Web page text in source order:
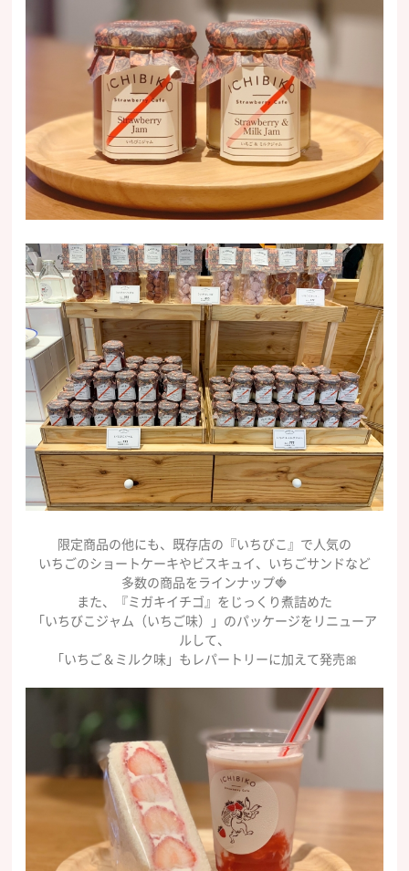
限定商品の他にも、既存店の『いちびこ』で人気の
いちごのショートケーキやビスキュイ、いちごサンドなど
多数の商品をラインナップ🍓
また、『ミガキイチゴ』をじっくり煮詰めた
「いちびこジャム（いちご味）」のパッケージをリニューア
ルして、
「いちご＆ミルク味」もレパートリーに加えて発売🎀